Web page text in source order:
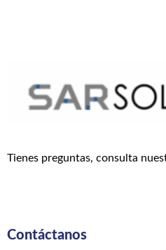
Tienes preguntas, consulta
Contáctanos